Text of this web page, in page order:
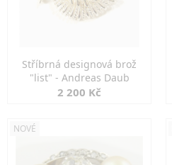
Stříbrná designová brož
"list" - Andreas Daub
2 200 Kč
NOVÉ